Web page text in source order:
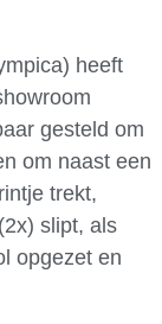
heeft
gesteld om
om naast een
trekt,
slipt, als
opgezet en